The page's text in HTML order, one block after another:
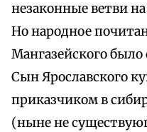
незаконные ветви
Но народное
Мангазейского было
Сын Ярославского
приказчиком в
(ныне не